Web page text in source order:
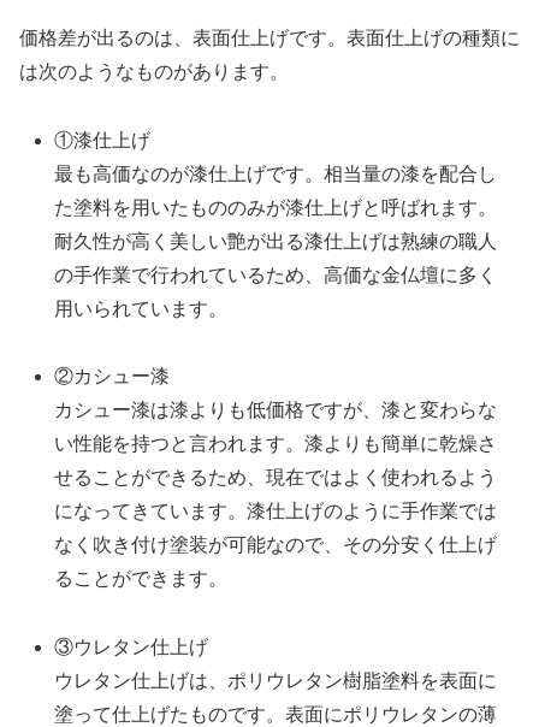
価格差が出るのは、表面仕上げです。表面仕上げの種類に
は次のようなものがあります。
①漆仕上げ
最も高価なのが漆仕上げです。相当量の漆を配合し
た塗料を用いたもののみが漆仕上げと呼ばれます。
耐久性が高く美しい艶が出る漆仕上げは熟練の職人
の手作業で行われているため、高価な金仏壇に多く
用いられています。
②カシュー漆
カシュー漆は漆よりも低価格ですが、漆と変わらな
い性能を持つと言われます。漆よりも簡単に乾燥さ
せることができるため、現在ではよく使われるよう
になってきています。漆仕上げのように手作業では
なく吹き付け塗装が可能なので、その分安く仕上げ
ることができます。
③ウレタン仕上げ
ウレタン仕上げは、ポリウレタン樹脂塗料を表面に
塗って仕上げたものです。表面にポリウレタンの薄